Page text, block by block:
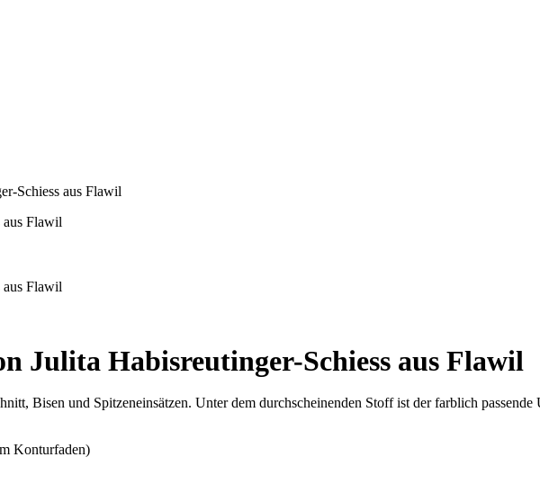
Schiess aus Flawil
Julita Habisreutinger-Schiess aus Flawil
Bisen und Spitzeneinsätzen. Unter dem durchscheinenden Stoff ist der farblich passende
Konturfaden)